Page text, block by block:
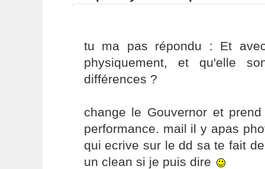
tu ma pas répondu : Et
physiquement, et qu'elle
différences ?
change le Gouvernor et
performance. mail il y apas
qui ecrive sur le dd sa te fait
un clean si je puis dire